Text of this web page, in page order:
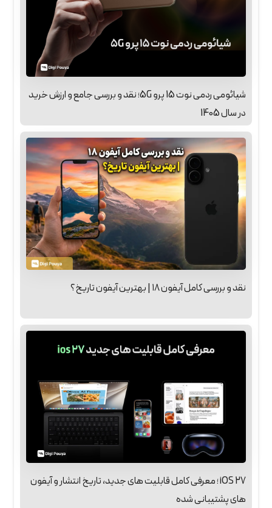
شیائومی ردمی نوت 15 پرو 5G؛ نقد و بررسی جامع و ارزش خرید
در سال 1405
نقد و بررسی کامل آیفون ۱۸ | بهترین آیفون تاریخ؟
iOS 27 ؛ معرفی کامل قابلیت‌ های جدید، تاریخ انتشار و آیفون‌
های پشتیبانی‌ شده